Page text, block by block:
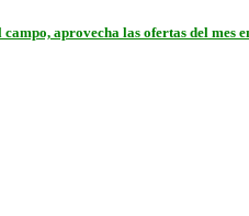
campo, aprovecha las ofertas del mes